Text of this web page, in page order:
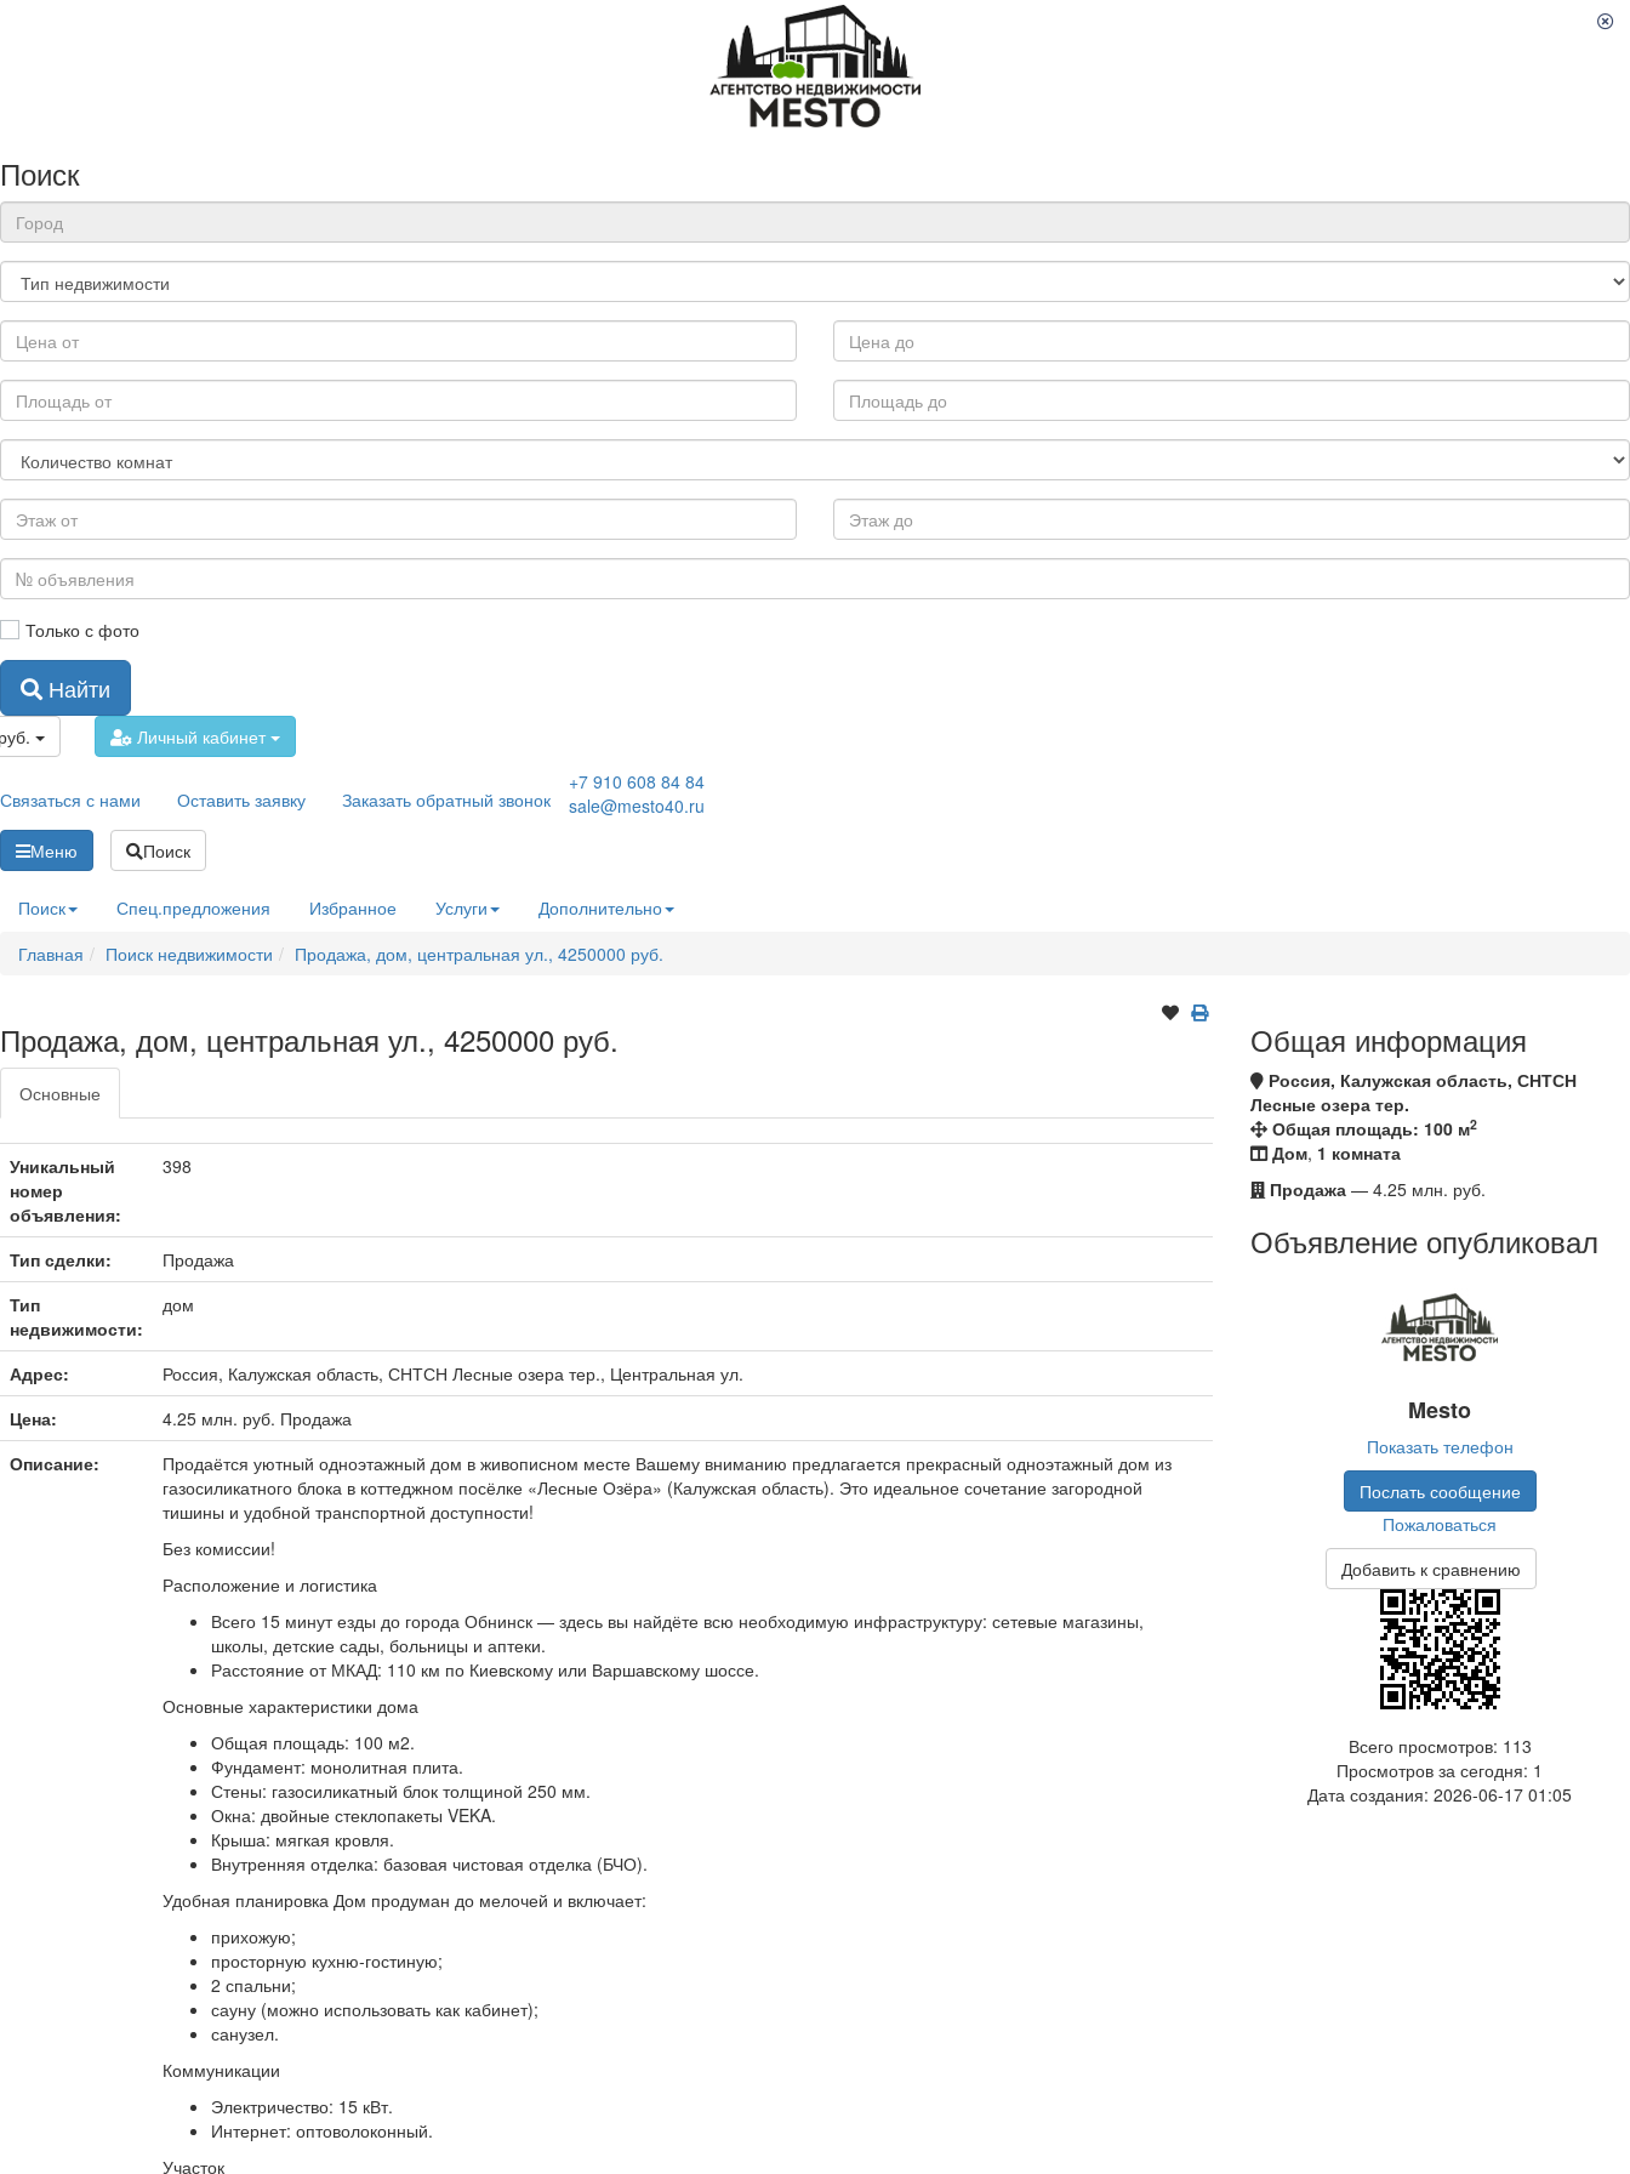
Поиск
Только с фото
Найти
Личный кабинет
Связаться с нами Оставить заявку Заказать обратный звонок
+7 910 608 84 84
sale@mesto40.ru
Меню
Поиск
Поиск Спец.предложения Избранное Услуги
Дополнительно
Главная
Поиск недвижимости Продажа, дом, центральная ул., 4250000 руб.
Продажа, дом, центральная ул., 4250000 руб.
Основные
Уникальный
номер
объявления:
398
Тип сделки:
Продажа
Тип
недвижимости:
дом
Адрес:
Россия, Калужская область, СНТСН Лесные озера тер., Центральная ул.
Цена:
4.25 млн. руб. Продажа
Описание:
Продаётся уютный одноэтажный дом в живописном месте Вашему вниманию предлагается прекрасный одноэтажный дом из
газосиликатного блока в коттеджном посёлке «Лесные Озёра» (Калужская область). Это идеальное сочетание загородной
тишины и удобной транспортной доступности!
Без комиссии!
Расположение и логистика
Всего 15 минут езды до города Обнинск — здесь вы найдёте всю необходимую инфраструктуру: сетевые магазины,
школы, детские сады, больницы и аптеки.
Расстояние от МКАД: 110 км по Киевскому или Варшавскому шоссе.
Основные характеристики дома
Общая площадь: 100 м2.
Фундамент: монолитная плита.
Стены: газосиликатный блок толщиной 250 мм.
Окна: двойные стеклопакеты VEKA.
Крыша: мягкая кровля.
Внутренняя отделка: базовая чистовая отделка (БЧО).
Удобная планировка Дом продуман до мелочей и включает:
прихожую;
просторную кухню‑гостиную;
2 спальни;
сауну (можно использовать как кабинет);
санузел.
Коммуникации
Электричество: 15 кВт.
Интернет: оптоволоконный.
Участок
Общая информация
Россия, Калужская область, СНТСН
Лесные озера тер.
Общая площадь: 100 м2
Дом, 1 комната
Продажа— 4.25 млн. руб.
Объявление опубликовал
Mesto
Показать телефон
Послать сообщение
Пожаловаться
Добавить к сравнению
Всего просмотров: 113
Просмотров за сегодня: 1
Дата создания:2026-06-17 01:05